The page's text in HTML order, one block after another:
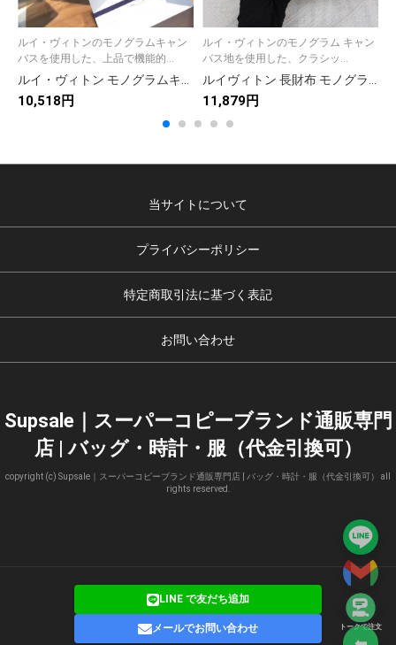
トークで注文
ルイ・ヴィトンのモノグラムキャン
バスを使用した、上品で機能的...
ルイ・ヴィトン モノグラムキャンバス 上品な長財布 レディース人気モデル ギフトにも最適
10,518円
ルイ・ヴィトンのモノグラム キャン
バス地を使用した、クラシッ...
ルイヴィトン 長財布 モノグラム キャンバス地 クラシックで上質な仕様 上品な高級感あふれる逸品です
11,879円
当サイトについて
プライバシーポリシー
特定商取引法に基づく表記
お問い合わせ
Supsale｜スーパーコピーブランド通販専門
店 | バッグ・時計・服（代金引換可）
copyright (c) Supsale｜スーパーコピーブランド通販専門店 | バッグ・時計・服（代金引換可） all
rights reserved.
LINE で友だち追加
メールでお問い合わせ